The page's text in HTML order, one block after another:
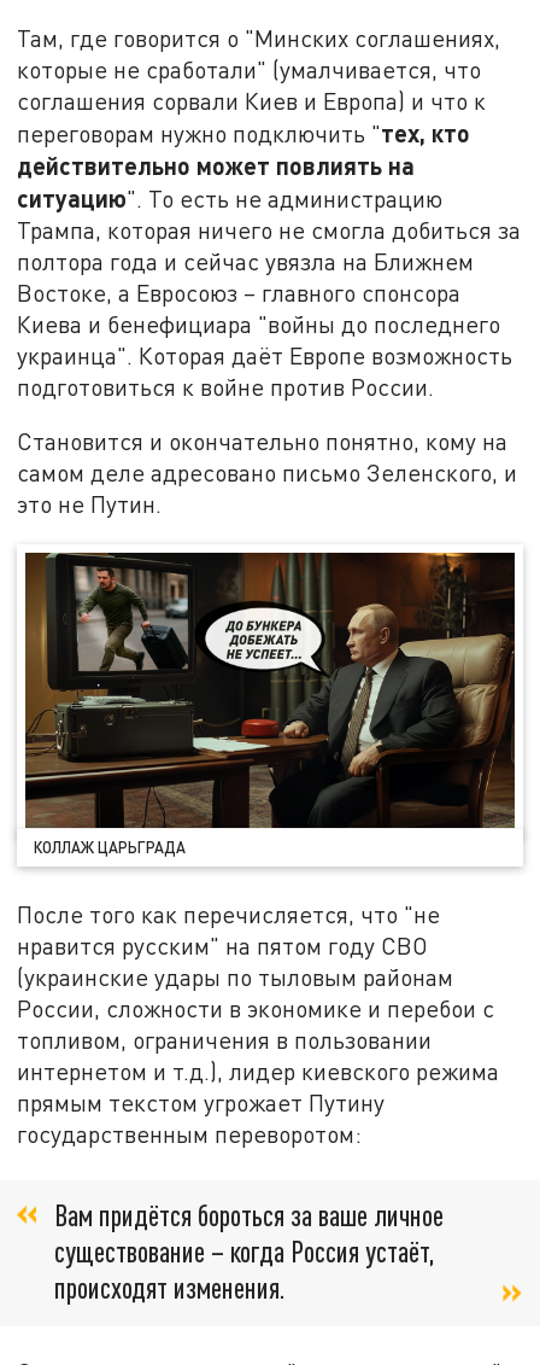
Там, где говорится о "Минских соглашениях,
которые не сработали" (умалчивается, что
соглашения сорвали Киев и Европа) и что к
переговорам нужно подключить "тех, кто
действительно может повлиять на
ситуацию". То есть не администрацию
Трампа, которая ничего не смогла добиться за
полтора года и сейчас увязла на Ближнем
Востоке, а Евросоюз – главного спонсора
Киева и бенефициара "войны до последнего
украинца". Которая даёт Европе возможность
подготовиться к войне против России.
Становится и окончательно понятно, кому на
самом деле адресовано письмо Зеленского, и
это не Путин.
КОЛЛАЖ ЦАРЬГРАДА
После того как перечисляется, что "не
нравится русским" на пятом году СВО
(украинские удары по тыловым районам
России, сложности в экономике и перебои с
топливом, ограничения в пользовании
интернетом и т.д.), лидер киевского режима
прямым текстом угрожает Путину
государственным переворотом:
Вам придётся бороться за ваше личное
существование – когда Россия устаёт,
происходят изменения.